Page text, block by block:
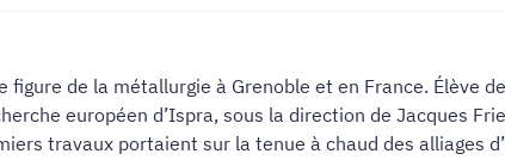
de la métallurgie à Grenoble et en France. Élève
européen d’Ispra, sous la direction de Jacques
travaux portaient sur la tenue à chaud des alliages